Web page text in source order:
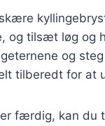
og tilsæt løg og
og
tilberedt for at
færdig, kan du